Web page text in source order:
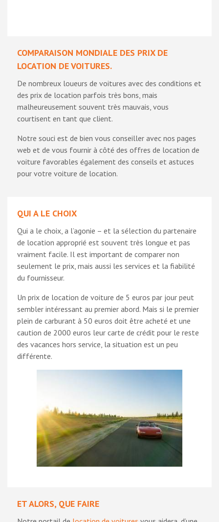
COMPARAISON MONDIALE DES PRIX DE
LOCATION DE VOITURES.
De nombreux loueurs de voitures avec des conditions et
des prix de location parfois très bons, mais
malheureusement souvent très mauvais, vous
courtisent en tant que client.
Notre souci est de bien vous conseiller avec nos pages
web et de vous fournir à côté des offres de location de
voiture favorables également des conseils et astuces
pour votre voiture de location.
QUI A LE CHOIX
Qui a le choix, a l’agonie – et la sélection du partenaire
de location approprié est souvent très longue et pas
vraiment facile. Il est important de comparer non
seulement le prix, mais aussi les services et la fiabilité
du fournisseur.
Un prix de location de voiture de 5 euros par jour peut
sembler intéressant au premier abord. Mais si le premier
plein de carburant à 50 euros doit être acheté et une
caution de 2000 euros leur carte de crédit pour le reste
des vacances hors service, la situation est un peu
différente.
ET ALORS, QUE FAIRE